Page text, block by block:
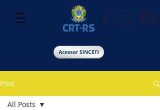
Post
All Posts